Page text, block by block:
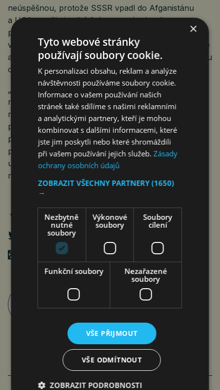
neúspěšnou, protože SSSR vpadl do Afganistánu
a USA utrpěly i velký šrám na svém kreditu
po neúspěšném pokusu o osvobození rukojmích
v Teheránu, mezi pacifisty a lidmi věnujícími se charitě
a sociálně slabým osobám je považován za skutečnou
osobnost.
„Zachránil, zvedl a změnil životy lidí na celém světě,“
napsal o něm dosluhující prezident Joe Biden. Podle
něj Jimmy Carter se soucitem a morální jasností
pracoval na „vymýcení nemocí, nastolení míru,
prosazování občanských práv a lidských práv,
prosazování svobodných a spravedlivých voleb,
ubytování bezdomovců a vždy se zasazoval o ty
nejmenší z nás. “
Poslat mailem
Roman Pospíšil
články autora >
×
Tyto webové stránky
používají soubory cookie.
K personalizaci obsahu, reklam a analýze
návštěvnosti používáme soubory cookie.
Informace o vašem používání našich
stránek také sdílíme s našimi reklamními
a analytickými partnery, kteří je mohou
kombinovat s dalšími informacemi, které
jste jim poskytli nebo které shromáždili
při vašem používání jejich služeb.Zásady
ochrany osobních údajů
ZOBRAZIT VŠECHNY PARTNERY(1650)
→
Nezbytně
nutné
soubory
Výkonové
soubory
Soubory
cílení
Funkční soubory
Nezařazené
soubory
VŠE PŘIJMOUT
VŠE ODMÍTNOUT
ZOBRAZIT PODROBNOSTI